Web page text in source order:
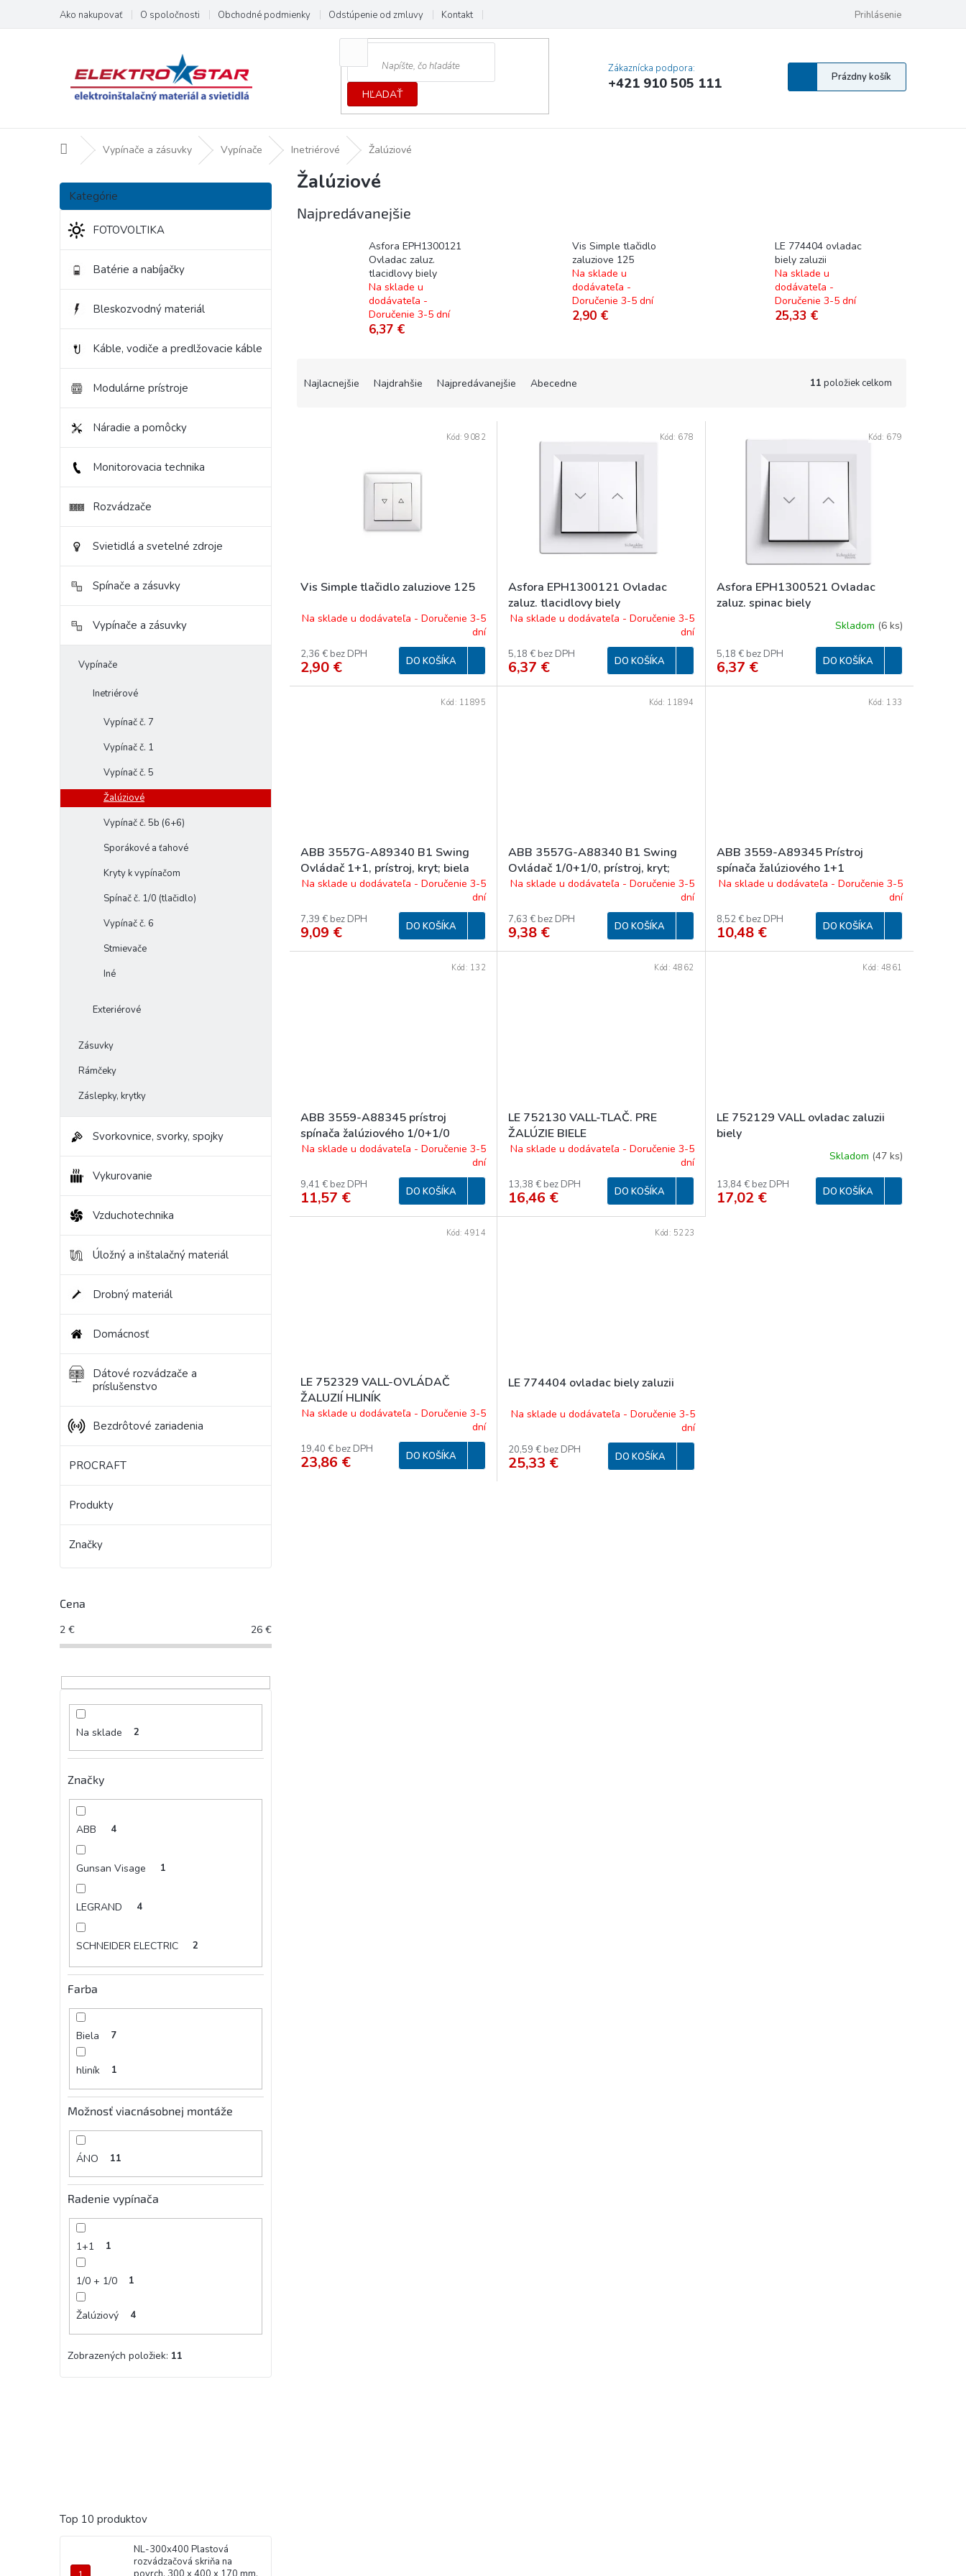
obsah
Ako nakupovať O spoločnosti Obchodné podmienky Odstúpenie od zmluvy Kontakt Vyhlásenie o prístupnosti
Prihlásenie
HĽADAŤ
Zákaznícka podpora:
+421 910 505 111
Nákupný
košík
Prázdny košík
DomovVypínače a zásuvky Vypínače Inetriérové Žalúziové
B
č
n
Preskočiť
kategórie
Kategórie
FOTOVOLTIKA
Batérie a nabíjačky
Bleskozvodný materiál
Káble, vodiče a predlžovacie káble
Modulárne prístroje
Náradie a pomôcky
Monitorovacia technika
Rozvádzače
Svietidlá a svetelné zdroje
Spínače a zásuvky
Vypínače a zásuvky
Vypínače
Inetriérové
Vypínač č. 7
Vypínač č. 1
Vypínač č. 5
Žalúziové
Vypínač č. 5b (6+6)
Sporákové a ťahové
Kryty k vypínačom
Spínač č. 1/0 (tlačidlo)
Vypínač č. 6
Stmievače
Iné
Exteriérové
Zásuvky
Rámčeky
Záslepky, krytky
Svorkovnice, svorky, spojky
Vykurovanie
Vzduchotechnika
Úložný a inštalačný materiál
Drobný materiál
Domácnosť
Dátové rozvádzače a
príslušenstvo
Bezdrôtové zariadenia
PROCRAFT
Produkty
Značky
Cena
2 € 26 €
Na sklade 2
Značky
ABB 4
Gunsan Visage 1
LEGRAND 4
SCHNEIDER ELECTRIC 2
Farba
Biela 7
hliník 1
Možnosť viacnásobnej montáže
ÁNO 11
Radenie vypínača
1+1 1
1/0 + 1/0 1
Žalúziový 4
Zobrazených položiek: 11
Top 10 produktov
NL-300x400 Plastová
rozvádzačová skriňa na
Žalúziové
Najpredávanejšie
Asfora EPH1300121
Ovladac zaluz.
tlacidlovy biely
Na sklade u
dodávateľa -
Doručenie 3-5 dní
6,37 €
Vis Simple tlačidlo
zaluziove 125
Na sklade u
dodávateľa -
Doručenie 3-5 dní
2,90 €
LE 774404 ovladac
biely zaluzii
Na sklade u
dodávateľa -
Doručenie 3-5 dní
25,33 €
o
Najlacnejšie Najdrahšie Najpredávanejšie Abecedne 11 položiek celkom
k
o
Vis Simple tlačidlo zaluziove 125
Na sklade u dodávateľa - Doručenie 3-5
dní
2,36 € bez DPH
2,90 € DO KOŠÍKA
Kód:9082
Asfora EPH1300121 Ovladac
zaluz. tlacidlovy biely
Na sklade u dodávateľa - Doručenie 3-5
dní
5,18 € bez DPH
6,37 € DO KOŠÍKA
Kód: 678
Asfora EPH1300521 Ovladac
zaluz. spinac biely
Skladom (6 ks)
5,18 € bez DPH
6,37 € DO KOŠÍKA
Kód: 679
ABB 3557G-A89340 B1 Swing
Ovládač 1+1, prístroj, kryt; biela
Na sklade u dodávateľa - Doručenie 3-5
dní
7,39 € bez DPH
9,09 € DO KOŠÍKA
Kód: 11895
ABB 3557G-A88340 B1 Swing
Ovládač 1/0+1/0, prístroj, kryt;
biela
Na sklade u dodávateľa - Doručenie 3-5
dní
7,63 € bez DPH
9,38 € DO KOŠÍKA
Kód: 11894
ABB 3559-A89345 Prístroj
spínača žalúziového 1+1
Na sklade u dodávateľa - Doručenie 3-5
dní
8,52 € bez DPH
10,48 € DO KOŠÍKA
Kód: 133
ABB 3559-A88345 prístroj
spínača žalúziového 1/0+1/0
Na sklade u dodávateľa - Doručenie 3-5
dní
9,41 € bez DPH
11,57 € DO KOŠÍKA
Kód: 132
LE 752130 VALL-TLAČ. PRE
ŽALÚZIE BIELE
Na sklade u dodávateľa - Doručenie 3-5
dní
13,38 € bez DPH
16,46 € DO KOŠÍKA
Kód: 4862
LE 752129 VALL ovladac zaluzii
biely
Skladom (47 ks)
13,84 € bez DPH
17,02 € DO KOŠÍKA
Kód: 4861
LE 752329 VALL-OVLÁDAČ
ŽALUZIÍ HLINÍK
Na sklade u dodávateľa - Doručenie 3-5
dní
19,40 € bez DPH
23,86 € DO KOŠÍKA
Kód:4914
LE 774404 ovladac biely zaluzii
Na sklade u dodávateľa - Doručenie 3-5
dní
20,59 € bez DPH
25,33 € DO KOŠÍKA
Kód: 5223